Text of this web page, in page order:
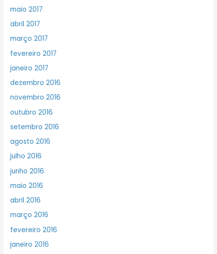
maio 2017
abril 2017
março 2017
fevereiro 2017
janeiro 2017
dezembro 2016
novembro 2016
outubro 2016
setembro 2016
agosto 2016
julho 2016
junho 2016
maio 2016
abril 2016
março 2016
fevereiro 2016
janeiro 2016